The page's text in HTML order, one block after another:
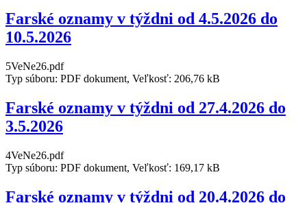
Farské oznamy v týždni od 4.5.2026 do
10.5.2026
5VeNe26.pdf
Typ súboru: PDF dokument, Veľkosť: 206,76 kB
Farské oznamy v týždni od 27.4.2026 do
3.5.2026
4VeNe26.pdf
Typ súboru: PDF dokument, Veľkosť: 169,17 kB
Farské oznamy v týždni od 20.4.2026 do